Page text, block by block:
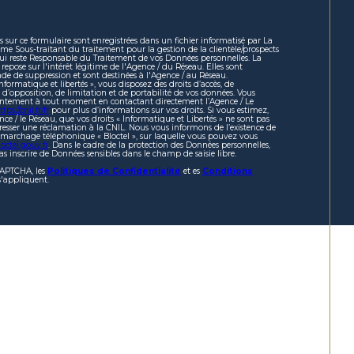
sur ce formulaire sont enregistrées dans un fichier informatisé par La
Sous-traitant du traitement pour la gestion de la clientèle/prospects
reste Responsable du Traitement de vos Données personnelles. La
sur l'intérêt légitime de l'Agence / du Réseau. Elles sont
de suppression et sont destinées à l'Agence / au Réseau.
et libertés », vous disposez des droits d’accès, de
d’opposition, de limitation et de portabilité de vos données. Vous
à tout moment en contactant directement l’Agence / Le
cnil.fr/frpour plus d’informations sur vos droits. Si vous estimez,
/ le Réseau, que vos droits « Informatique et Libertés » ne sont pas
une réclamation à la CNIL. Nous vous informons de l’existence de
téléphonique « Bloctel », sur laquelle vous pouvez vous
. Dans le cadre de la protection des Données personnelles,
inscrire de Données sensibles dans le champ de saisie libre.
les Politiques de Confidentialité et es Conditions